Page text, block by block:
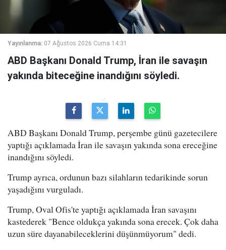
Yayınlanma: 07 Ağustos 2026 Cuma 14:31
ABD Başkanı Donald Trump, İran ile savaşın
yakında biteceğine inandığını söyledi.
ABD Başkanı Donald Trump, perşembe günü gazetecilere
yaptığı açıklamada İran ile savaşın yakında sona ereceğine
inandığını söyledi.
Trump ayrıca, ordunun bazı silahların tedarikinde sorun
yaşadığını vurguladı.
Trump, Oval Ofis'te yaptığı açıklamada İran savaşını
kastederek "Bence oldukça yakında sona erecek. Çok daha
uzun süre dayanabileceklerini düşünmüyorum" dedi.